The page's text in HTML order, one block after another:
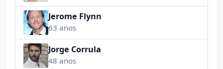
Jerome Flynn
63 anos
Jorge Corrula
48 anos